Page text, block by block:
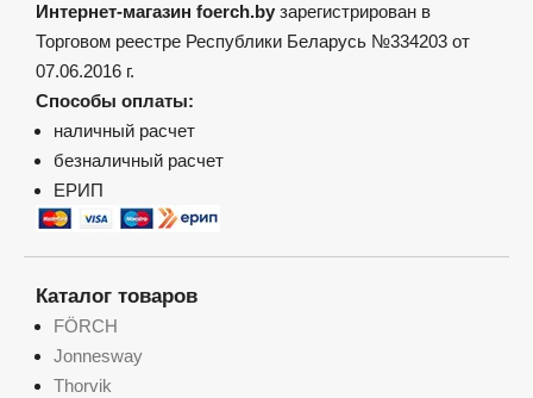
Интернет-магазин foerch.by зарегистрирован в
Торговом реестре Республики Беларусь №334203 от
07.06.2016 г.
Способы оплаты:
наличный расчет
безналичный расчет
ЕРИП
Каталог товаров
FÖRCH
Jonnesway
Thorvik